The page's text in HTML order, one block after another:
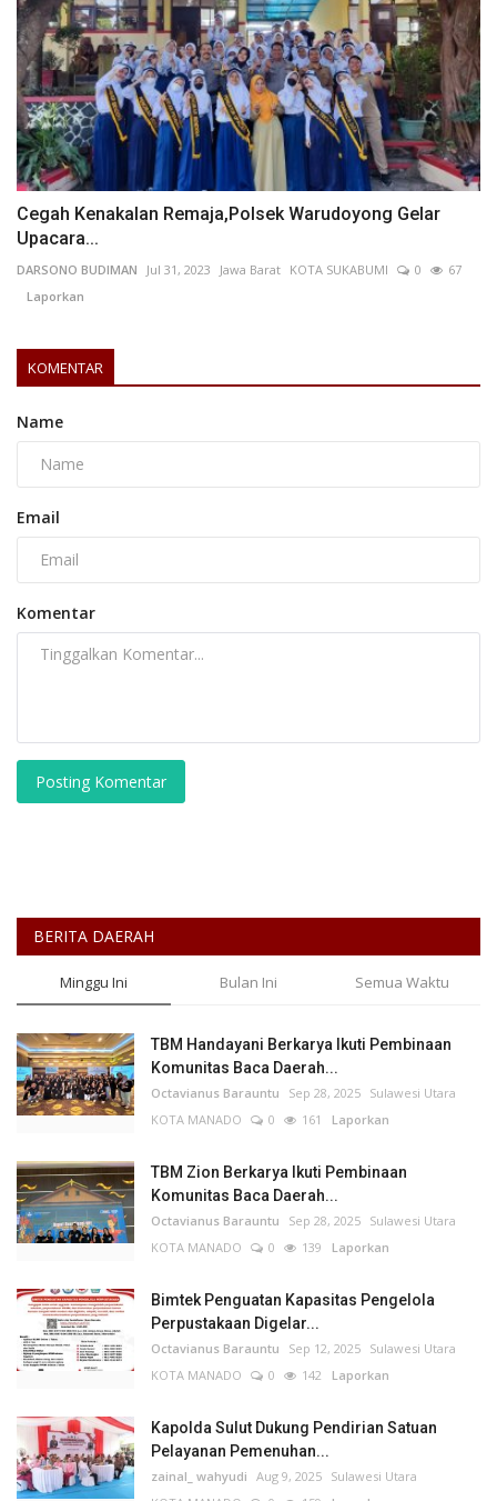
Cegah Kenakalan Remaja,Polsek Warudoyong Gelar
Upacara...
DARSONO BUDIMAN Jul 31, 2023 Jawa Barat KOTA SUKABUMI 0
67
Laporkan
KOMENTAR
Name
Email
Komentar
Posting Komentar
BERITA DAERAH
Minggu Ini Bulan Ini Semua Waktu
TBM Handayani Berkarya Ikuti Pembinaan
Komunitas Baca Daerah...
Octavianus Barauntu Sep 28, 2025 Sulawesi Utara
KOTA MANADO
0 161 Laporkan
TBM Zion Berkarya Ikuti Pembinaan
Komunitas Baca Daerah...
Octavianus Barauntu Sep 28, 2025 Sulawesi Utara
KOTA MANADO
0 139 Laporkan
Bimtek Penguatan Kapasitas Pengelola
Perpustakaan Digelar...
Octavianus Barauntu Sep 12, 2025 Sulawesi Utara
KOTA MANADO
0 142 Laporkan
Kapolda Sulut Dukung Pendirian Satuan
Pelayanan Pemenuhan...
zainal_ wahyudi Aug 9, 2025 Sulawesi Utara